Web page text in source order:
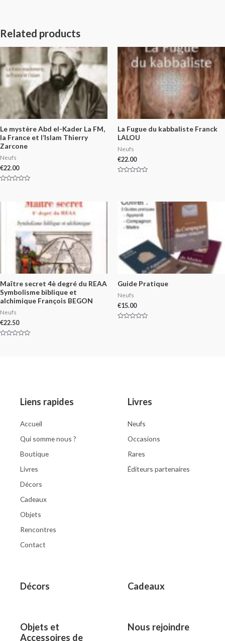
Related products
Le mystère Abd el-Kader La FM,
la France et l’Islam Thierry
Zarcone
Neufs
€22.00
of
La Fugue du kabbaliste Franck
LALOU
Neufs
€22.00
Maître secret 4è degré du REAA
Symbolisme biblique et
alchimique François BEGON
Neufs
€22.50
Guide Pratique
Neufs
€15.00
Liens rapides
Accueil
Qui somme nous ?
Boutique
Livres
Décors
Cadeaux
Objets
Rencontres
Contact
Livres
Neufs
Occasions
Rares
Éditeurs partenaires
Décors Cadeaux
Objets et
Accessoires de
Nous rejoindre